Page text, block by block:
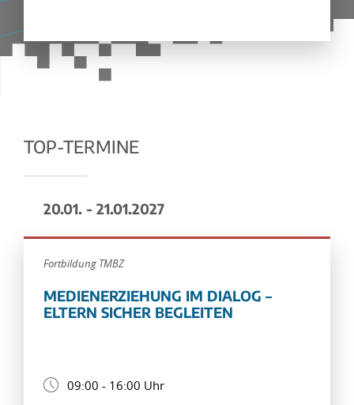
TOP-TERMINE
20.01. - 21.01.2027
Fortbildung TMBZ
MEDIENERZIEHUNG IM DIALOG –
ELTERN SICHER BEGLEITEN
09:00 - 16:00 Uhr